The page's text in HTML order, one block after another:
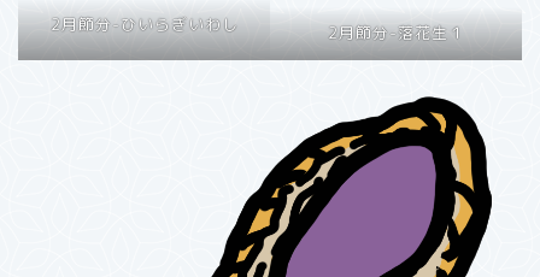
2月節分-ひいらぎいわし 2月節分-落花生１